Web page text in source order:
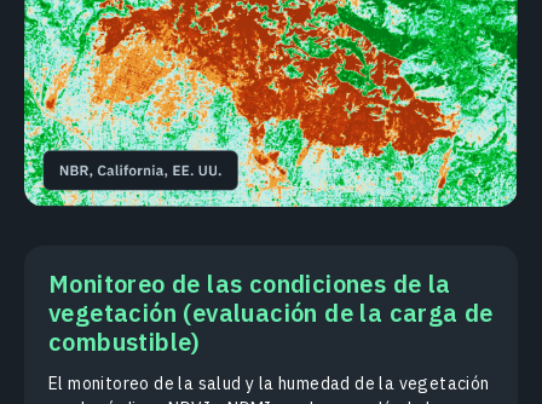
Monitoreo de las condiciones de la
vegetación (evaluación de la carga de
combustible)
El monitoreo de la salud y la humedad de la vegetación